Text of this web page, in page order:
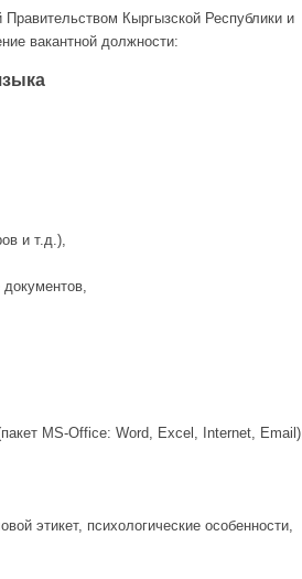
Кыргызской Республики и
вакантной должности:
и т.д.),
MS-Office: Word, Excel, Internet, Email),
этикет, психологические особенности,